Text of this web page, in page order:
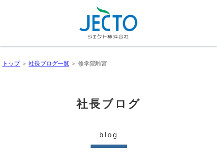
トップ＞ 社長ブログ一覧 ＞ 修学院離宮
社長ブログ
blog